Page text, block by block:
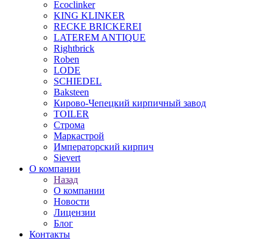
Ecoclinker
KING KLINKER
RECKE BRICKEREI
LATEREM ANTIQUE
Rightbrick
Roben
LODE
SCHIEDEL
Baksteen
Кирово-Чепецкий кирпичный завод
TOILER
Строма
Маркастрой
Императорский кирпич
Sievert
О компании
Назад
О компании
Новости
Лицензии
Блог
Контакты